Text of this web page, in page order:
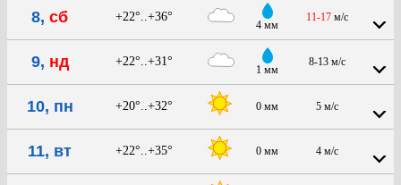
8, сб +22°..+36°
4 мм
11-17 м/с
9, нд +22°..+31°
1 мм
8-13 м/с
10, пн +20°..+32° 0 мм 5 м/с
11, вт +22°..+35° 0 мм 4 м/с